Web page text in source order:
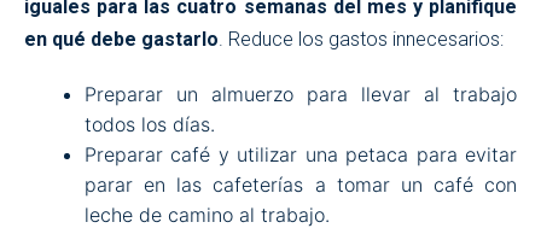
iguales para las cuatro semanas del mes y planifique
en qué debe gastarlo . Reduce los gastos innecesarios:
Preparar un almuerzo para llevar al trabajo
todos los días.
Preparar café y utilizar una petaca para evitar
parar en las cafeterías a tomar un café con
leche de camino al trabajo.